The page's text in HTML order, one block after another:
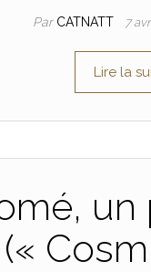
Par CATNATT 7
Lire la